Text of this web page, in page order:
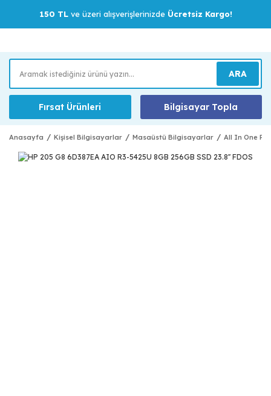
150 TLve üzeri alışverişlerinizde Ücretsiz Kargo!
ARA
Fırsat Ürünleri Bilgisayar Topla
Anasayfa Kişisel Bilgisayarlar Masaüstü Bilgisayarlar All In One Pc